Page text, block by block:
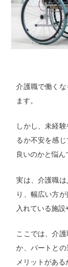
介護職で働く
ます。
しかし、未経
るか不安を感
良いのかと悩ん
実は、介護職
り、幅広い方
入れている施設
ここでは、介
か、パートと
メリットがある